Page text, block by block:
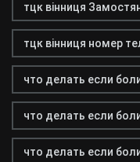
тцк вінниця
тцк вінниця номер
что делать если
что делать если
что делать если